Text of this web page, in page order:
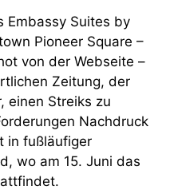
Embassy Suites by
Pioneer Square –
von der Webseite –
Zeitung, der
einen Streiks zu
Nachdruck
in fußläufiger
wo am 15. Juni das